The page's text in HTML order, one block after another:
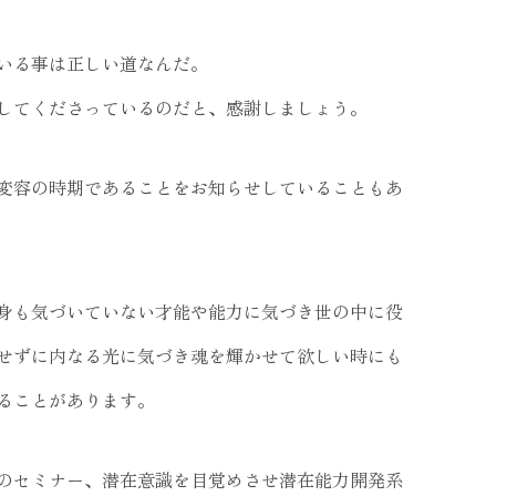
事は正しい道なんだ。
くださっているのだと、感謝しましょう。
容の時期であることをお知らせしていることもあ
も気づいていない才能や能力に気づき世の中に役
に内なる光に気づき魂を輝かせて欲しい時にも
とがあります。
セミナー、潜在意識を目覚めさせ潜在能力開発系